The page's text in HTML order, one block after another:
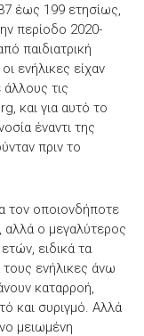
έως 199 ετησίως,
περίοδο 2020-
παιδιατρική
ενήλικες είχαν
τις
και για αυτό το
έναντι της
πριν το
τον οποιονδήποτε
αλλά ο μεγαλύτερος
ειδικά τα
ενήλικες άνω
καταρροή,
και συριγμό. Αλλά
μειωμένη